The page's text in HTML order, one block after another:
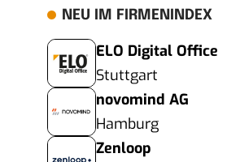
NEU IM FIRMENINDEX
ELO Digital Office
Stuttgart
novomind AG
Hamburg
Zenloop